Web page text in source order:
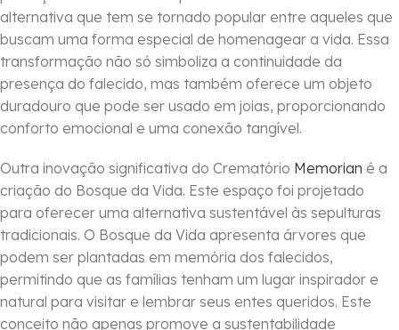
alternativa que tem se tornado popular entre aqueles que
buscam uma forma especial de homenagear a vida. Essa
transformação não só simboliza a continuidade da
presença do falecido, mas também oferece um objeto
duradouro que pode ser usado em joias, proporcionando
conforto emocional e uma conexão tangível.
Outra inovação significativa do Crematório Memorian é a
criação do Bosque da Vida. Este espaço foi projetado
para oferecer uma alternativa sustentável às sepulturas
tradicionais. O Bosque da Vida apresenta árvores que
podem ser plantadas em memória dos falecidos,
permitindo que as famílias tenham um lugar inspirador e
natural para visitar e lembrar seus entes queridos. Este
conceito não apenas promove a sustentabilidade